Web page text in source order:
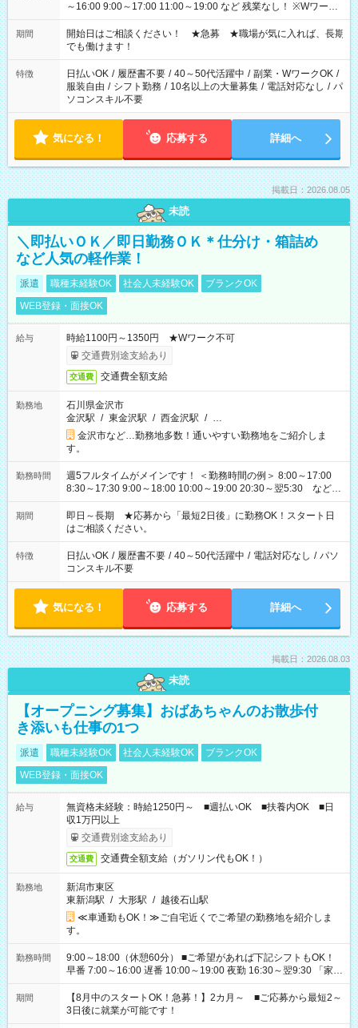
～16:00 9:00～17:00 11:00～19:00 など 残業なし！ ※Wワーク
の場合、他のお仕事と合わせ週40時間超の就業はご案内できま
せん ※法令に基づき、週20時間以上勤務は社会保険への加入対
象となります ※労働者派遣法（日雇い派遣の原則禁止）によ
り、短時間・短期間の就業はご案内が難しい場合があります
期間
開始日はご相談ください！ ★急募 ★職場が気に入れば、長期
でも働けます！
特徴 日払いOK / 履歴書不要 / 40～50代活躍中 / 副業・WワークOK /
服装自由 / シフト勤務 / 10名以上の大量募集 / 電話対応なし / パ
ソコンスキル不要
気になる！ 応募する 詳細へ
掲載日：2026.08.05
未読
＼即払いＯＫ／即日勤務ＯＫ＊仕分け・箱詰め
など人気の軽作業！
派遣 職種未経験OK 社会人未経験OK
ブランクOK
WEB登録・面接OK
給与
時給1100円～1350円 ★Wワーク不可
交通費別途支給あり
交通費 交通費全額支給
勤務地
石川県金沢市
金沢駅 / 東金沢駅 / 西金沢駅 / …
金沢市など…勤務地多数！通いやすい勤務地をご紹介しま
す。
勤務時間
週5フルタイムがメインです！ ＜勤務時間の例＞ 8:00～17:00
8:30～17:30 9:00～18:00 10:00～19:00 20:30～翌5:30 など ★
その他にも勤務時間多数！ 日勤のみ、残業なし、交替制など
ご希望を教えてください！
期間
即日～長期 ★応募から「最短2日後」に勤務OK！スタート日
はご相談ください。
特徴 日払いOK / 履歴書不要 / 40～50代活躍中 / 電話対応なし / パソ
コンスキル不要
気になる！ 応募する 詳細へ
掲載日：2026.08.03
未読
【オープニング募集】おばあちゃんのお散歩付
き添いも仕事の1つ
派遣 職種未経験OK 社会人未経験OK
ブランクOK
WEB登録・面接OK
給与
無資格未経験：時給1250円～ ■週払いOK ■扶養内OK ■日
収1万円以上
交通費別途支給あり
交通費 交通費全額支給（ガソリン代もOK！）
勤務地
新潟市東区
東新潟駅 / 大形駅 / 越後石山駅
≪車通勤もOK！≫ご自宅近くでご希望の勤務地を紹介しま
す。
勤務時間
9:00～18:00（休憩60分） ■ご希望があれば下記シフトもOK！
早番 7:00～16:00 遅番 10:00～19:00 夜勤 16:30～翌9:30 「家族
と休みを合わせたい」 「余裕を持って夕飯の準備がしたい」
「できれば残業はしたくない」 など、ご希望を教えてください
ね。 ※Wワーク希望の方へ 今ご覧のお仕事で希望する勤務時間
と、もう1つのお仕事の勤務時間。 合計で週40時間を超える場
期間
【8月中のスタートOK！急募！】2カ月～ ■ご応募から最短2～
3日後に就業が可能です！